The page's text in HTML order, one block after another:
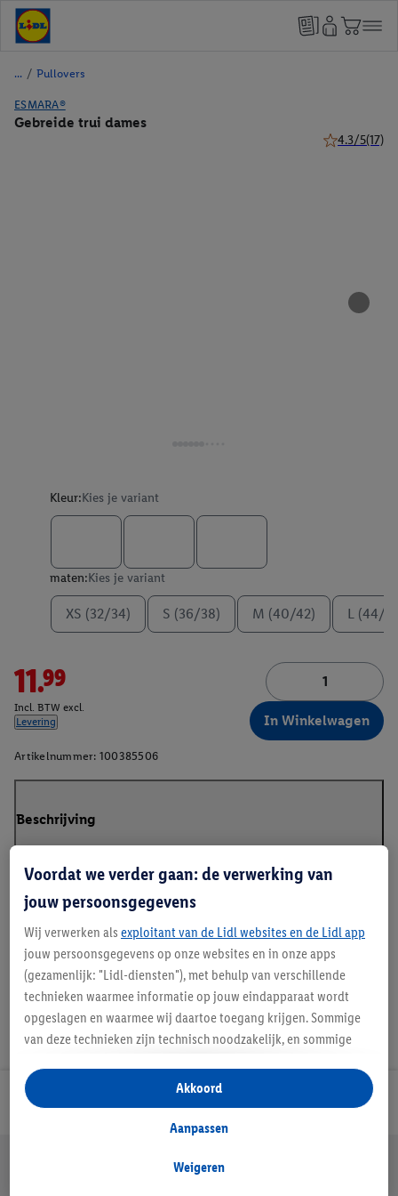
/ Pullovers
ESMARA®
Gebreide trui dames
4.3/5(17)
Kleur:Kies je variant
maten:Kies je variant
XS (32/34) S (36/38) M (40/42) L (44/
11.99
Incl. BTW excl.
Levering
In Winkelwagen
Artikelnummer: 100385506
Beschrijving
Details over productveiligheid
Veilig winkelen
Voordat we verder gaan: de verwerking van
jouw persoonsgegevens
Wij verwerken als exploitant van de Lidl websites en de Lidl app
jouw persoonsgegevens op onze websites en in onze apps
(gezamenlijk: "Lidl-diensten"), met behulp van verschillende
technieken waarmee informatie op jouw eindapparaat wordt
opgeslagen en waarmee wij daartoe toegang krijgen. Sommige
van deze technieken zijn technisch noodzakelijk, en sommige
opslaan van voorkeursinstellingen, het verzamelen en
analyseren van statistieken of voor het tonen van
gepersonaliseerde reclame binnen en buiten de Lidl-diensten.
gegevens over jouw aankoopgedrag in de winkel ook voor de
Weigeren
Aanpassen
Akkoord